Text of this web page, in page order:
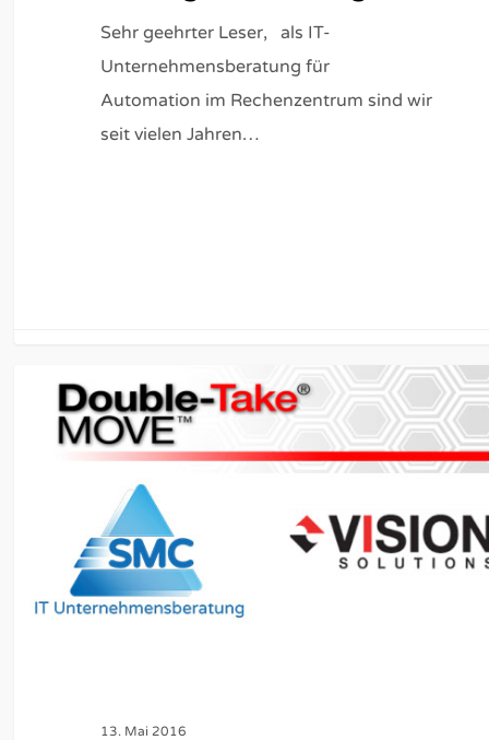
Sehr geehrter Leser, als IT-
Unternehmensberatung für
Automation im Rechenzentrum sind wir
seit vielen Jahren…
13. Mai 2016